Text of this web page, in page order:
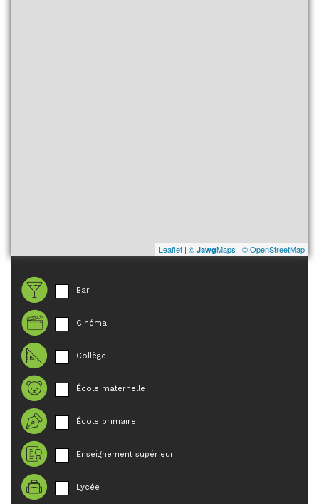
Leaflet | © JawgMaps | © OpenStreetMap
Bar
Cinéma
Collège
École maternelle
École primaire
Enseignement supérieur
Lycée